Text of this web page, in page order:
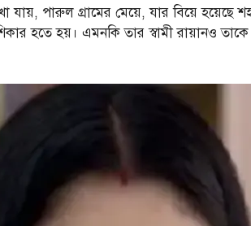
যায়, পারুল গ্রামের মেয়ে, যার বিয়ে
হতে হয়। এমনকি তার স্বামী রায়ানও